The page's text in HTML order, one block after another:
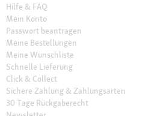
Hilfe & FAQ
Mein Konto
Passwort beantragen
Meine Bestellungen
Meine Wunschliste
Schnelle Lieferung
Click & Collect
Sichere Zahlung & Zahlungsarten
30 Tage Rückgaberecht